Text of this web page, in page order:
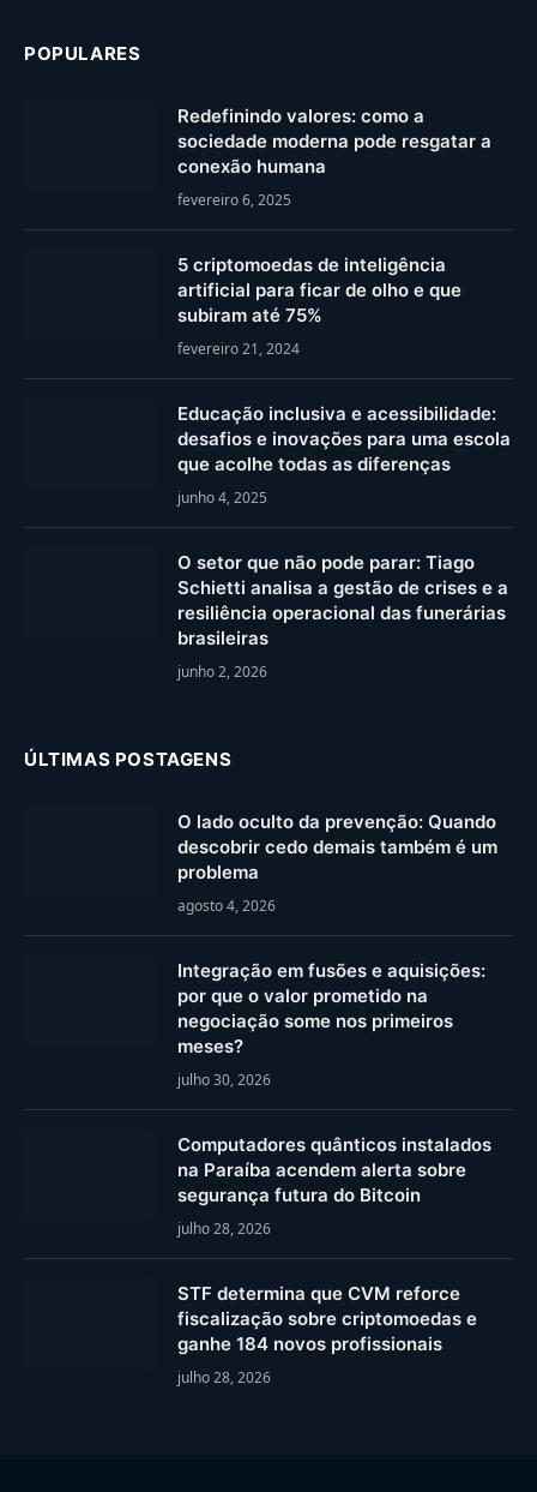
POPULARES
Redefinindo valores: como a
sociedade moderna pode resgatar a
conexão humana
fevereiro 6, 2025
5 criptomoedas de inteligência
artificial para ficar de olho e que
subiram até 75%
fevereiro 21, 2024
Educação inclusiva e acessibilidade:
desafios e inovações para uma escola
que acolhe todas as diferenças
junho 4, 2025
O setor que não pode parar: Tiago
Schietti analisa a gestão de crises e a
resiliência operacional das funerárias
brasileiras
junho 2, 2026
ÚLTIMAS POSTAGENS
O lado oculto da prevenção: Quando
descobrir cedo demais também é um
problema
agosto 4, 2026
Integração em fusões e aquisições:
por que o valor prometido na
negociação some nos primeiros
meses?
julho 30, 2026
Computadores quânticos instalados
na Paraíba acendem alerta sobre
segurança futura do Bitcoin
julho 28, 2026
STF determina que CVM reforce
fiscalização sobre criptomoedas e
ganhe 184 novos profissionais
julho 28, 2026